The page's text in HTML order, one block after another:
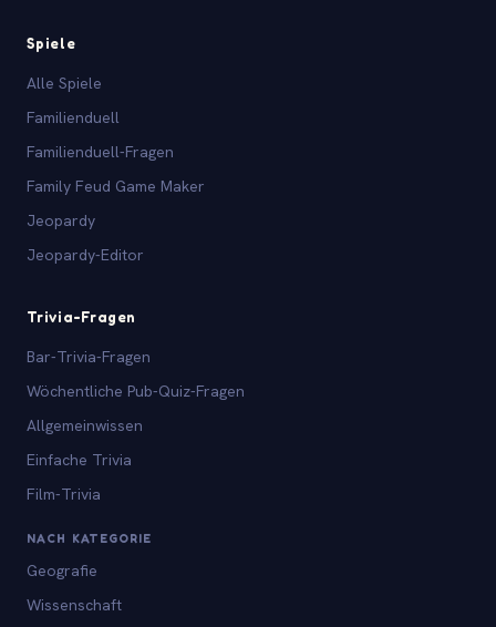
Spiele
Alle Spiele
Familienduell
Familienduell-Fragen
Family Feud Game Maker
Jeopardy
Jeopardy-Editor
Trivia-Fragen
Bar-Trivia-Fragen
Wöchentliche Pub-Quiz-Fragen
Allgemeinwissen
Einfache Trivia
Film-Trivia
NACH KATEGORIE
Geografie
Wissenschaft